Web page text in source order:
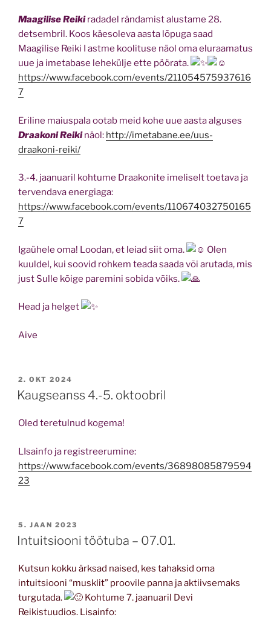
Maagilise Reikiradadel rändamist alustame 28.
detsembril. Koos käesoleva aasta lõpuga saad
Maagilise Reiki I astme koolituse näol oma eluraamatus
uue ja imetabase lehekülje ette pöörata.
https://www.facebook.com/events/211054575937616
7
Eriline maiuspala ootab meid kohe uue aasta alguses
Draakoni Reikinäol: http://imetabane.ee/uus-
draakoni-reiki/
3.-4. jaanuaril kohtume Draakonite imeliselt toetava ja
tervendava energiaga:
https://www.facebook.com/events/110674032750165
7
Igaühele oma! Loodan, et leiad siit oma.
Olen
kuuldel, kui soovid rohkem teada saada või arutada, mis
just Sulle kõige paremini sobida võiks.
Head ja helget
Aive
POSTED
ON
2. OKT 2024
Kaugseanss 4.-5. oktoobril
Oled teretulnud kogema!
LIsainfo ja registreerumine:
https://www.facebook.com/events/36898085879594
23
POSTED
ON
5. JAAN 2023
Intuitsiooni töötuba – 07.01.
Kutsun kokku ärksad naised, kes tahaksid oma
intuitsiooni “musklit” proovile panna ja aktiivsemaks
turgutada.
Kohtume 7. jaanuaril Devi
Reikistuudios. Lisainfo: